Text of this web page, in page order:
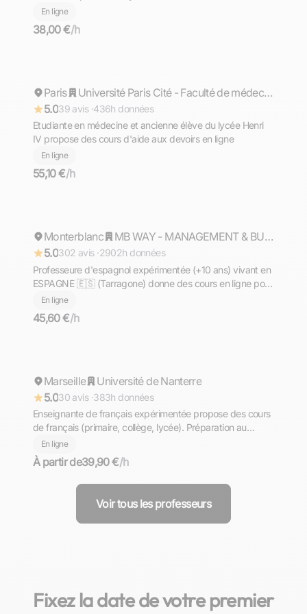
En ligne
38,00 €/h
Répond rapidement
Paris
Université Paris Cité - Faculté de médecine
5.039 avis ·436h données
Etudiante en médecine et ancienne élève du lycée Henri
IV propose des cours d'aide aux devoirs en ligne
En ligne
55,10 €/h
Répond rapidement
Monterblanc
MB WAY - MANAGEMENT & BUSINESS SCHOOL - Mention Bien
5.0302 avis ·2902h données
Professeure d'espagnol expérimentée (+10 ans) vivant en
ESPAGNE 🇪🇸 (Tarragone) donne des cours en ligne pour
tous les niveaux !
En ligne
45,60 €/h
Répond rapidement
Marseille
Université de Nanterre
5.030 avis ·383h données
Enseignante de français expérimentée propose des cours
de français (primaire, collège, lycée). Préparation au
brevet et au bac français.
En ligne
À partir de39,90 €/h
Voir tous les professeurs
Fixez la date de votre premier